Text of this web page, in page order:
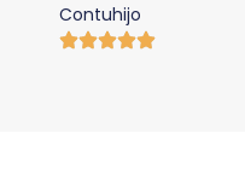
Contuhijo